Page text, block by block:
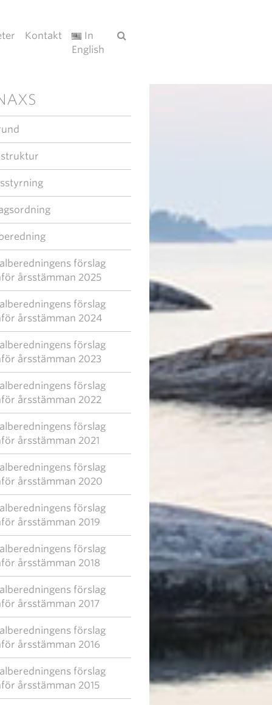
Kontakt
In
English
struktur
förslag
årsstämman 2025
förslag
årsstämman 2024
förslag
årsstämman 2023
förslag
årsstämman 2022
förslag
årsstämman 2021
förslag
årsstämman 2020
förslag
årsstämman 2019
förslag
årsstämman 2018
förslag
årsstämman 2017
förslag
årsstämman 2016
förslag
årsstämman 2015